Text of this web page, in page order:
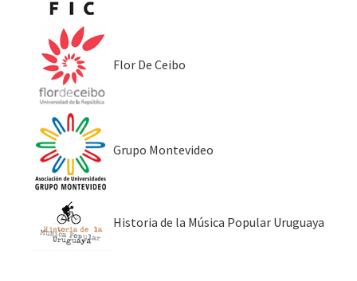
Flor De Ceibo
Grupo Montevideo
Historia de la Música Popular Uruguaya